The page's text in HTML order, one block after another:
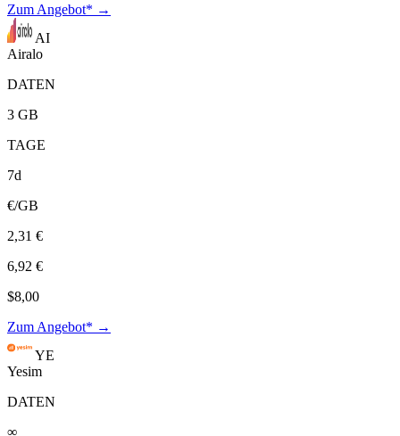
Zum Angebot* →
AI
Airalo
DATEN
3 GB
TAGE
7d
€/GB
2,31 €
6,92 €
$8,00
Zum Angebot* →
YE
Yesim
DATEN
∞